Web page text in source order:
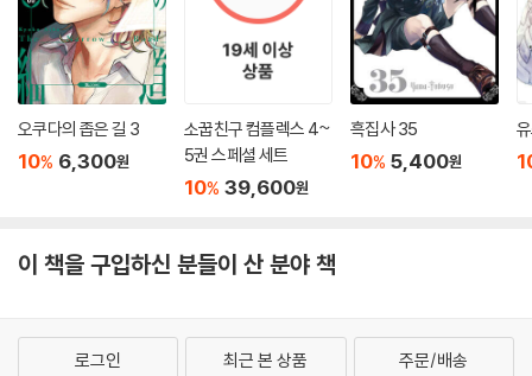
오쿠다의 좁은 길 3
10% 6,300원
소꿉친구 컴플렉스 4~
5권 스페셜 세트
10% 39,600원
흑집사 35
10% 5,400원
이 책을 구입하신 분들이 산 분야 책
로그인 최근 본 상품 주문/배송